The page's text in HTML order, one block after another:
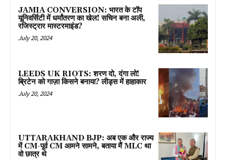
JAMIA CONVERSION: भारत के टॉप
यूनिवर्सिटी में धर्मांतरण का खेल! सचिन बना अली,
रजिस्ट्रार मास्टरमाइंड?
July 20, 2024
LEEDS UK RIOTS: शरण दो, दंगा लो!
ब्रिटेन को गाज़ा किसने बनाया? लीड्स में हाहाकार
July 20, 2024
UTTARAKHAND BJP: अब एक और राज्य
में CM-पूर्व CM आमने सामने, बताया मैं MLC था
वो छात्र थे